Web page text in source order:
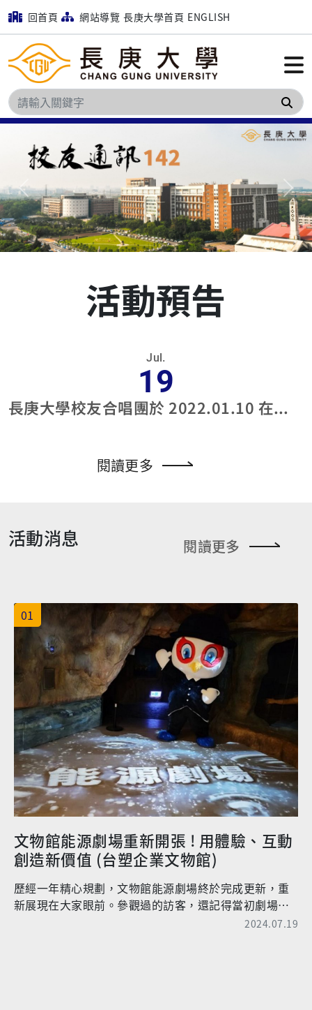
回首頁 網站導覽 長庚大學首頁 ENGLISH
搜
Previous Next
活動預告
Jul.
19
長庚大學校友合唱團於 2022.01.10 在國家兩廳院演奏廳演出
閱讀更多
活動消息 閱讀更多
01
文物館能源劇場重新開張 ! 用體驗、互動
創造新價值 (台塑企業文物館)
歷經一年精心規劃，文物館能源劇場終於完成更新，重
新展現在大家眼前。參觀過的訪客，還記得當初劇場
裡，暴龍嘶吼一聲撼動地板的感受吧?位於文物館4樓的
2024.07.19